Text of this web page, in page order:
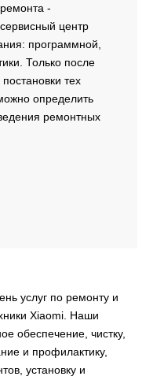
-
центр
программной,
Только после
тех
определить
ремонтных
услуг по ремонту и
Xiaomi. Наши
обеспечение, чистку,
и профилактику,
установку и